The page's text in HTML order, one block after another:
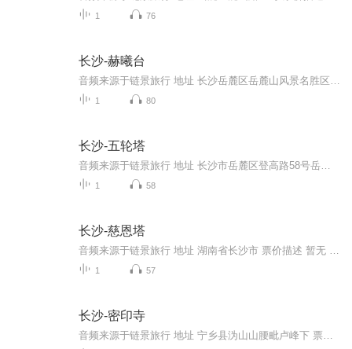
1 76
长沙-赫曦台
1 80
长沙-五轮塔
1 58
长沙-慈恩塔
1 57
长沙-密印寺